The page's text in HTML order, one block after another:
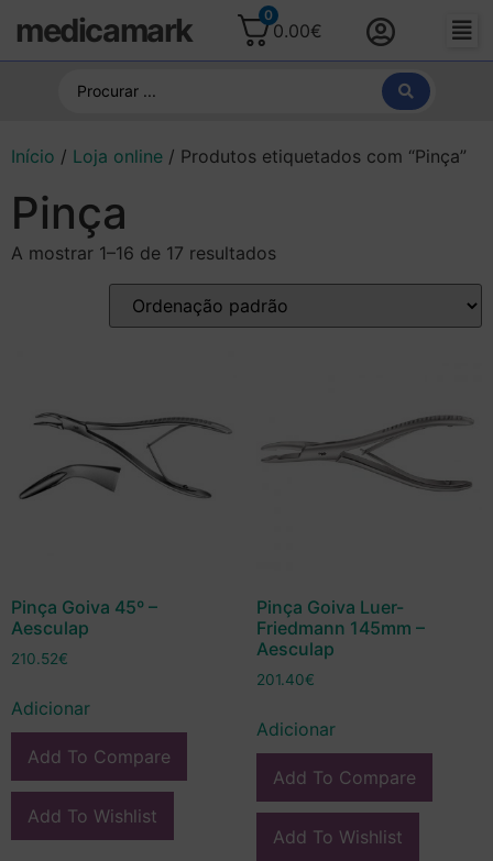
medicamark 0
0.00€
Início / Loja online / Produtos etiquetados com “Pinça”
Pinça
A mostrar 1–16 de 17 resultados
Pinça Goiva 45º –
Aesculap
210.52€
Adicionar
Add To Compare
Add To Wishlist
Pinça Goiva Luer-
Friedmann 145mm –
Aesculap
201.40€
Adicionar
Add To Compare
Add To Wishlist